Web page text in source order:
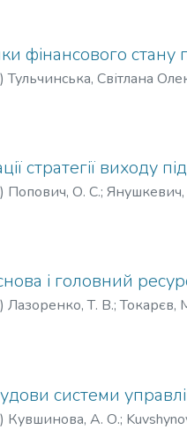
фінансового стану
)Тульчинська, Світлана
Александровна
стратегії виходу
) Попович, О. С.; Янушкевич,
і головний
) Лазоренко, Т. В.;Токарєв,
системи
) Кувшинова, А. О.;